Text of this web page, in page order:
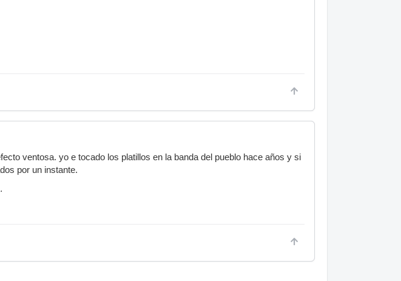
ventosa. yo e tocado los platillos en la banda del pueblo hace años y si
por un instante.